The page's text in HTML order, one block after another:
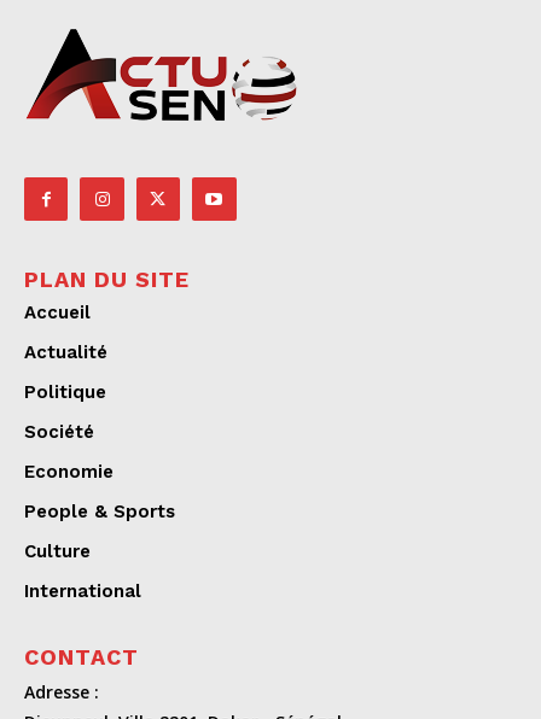
PLAN DU SITE
Accueil
Actualité
Politique
Société
Economie
People & Sports
Culture
International
CONTACT
Adresse :